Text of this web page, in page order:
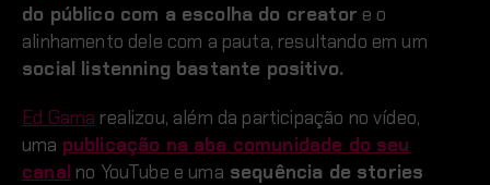
do público com a escolha do creator e o
alinhamento dele com a pauta, resultando em um
social listenning bastante positivo.
Ed Gama realizou, além da participação no vídeo,
uma publicação na aba comunidade do seu
canal no YouTube e uma sequência de stories